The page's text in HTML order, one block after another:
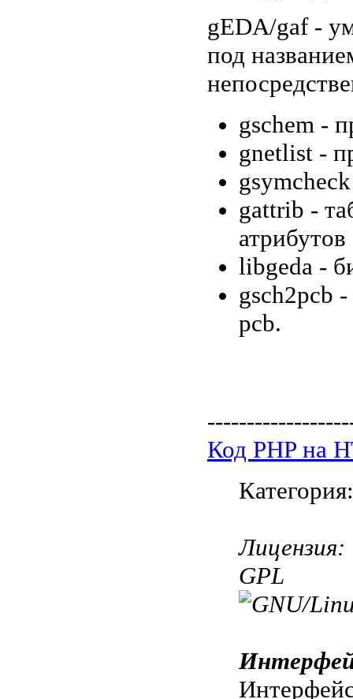
gEDA/gaf -
под
gschem -
gnetlist -
gattrib -
libgeda -
gsch2pcb
pcb.
Код PHP на
Лицензия:
GPL